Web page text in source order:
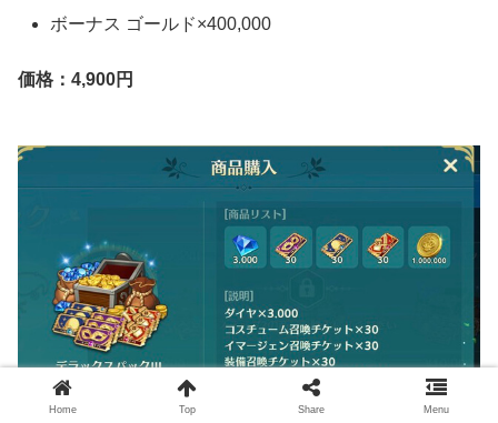
ボーナス ゴールド×400,000
価格：4,900円
Home Top Share Menu